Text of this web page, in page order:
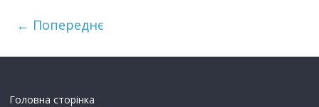
← Попереднє
Головна сторінка